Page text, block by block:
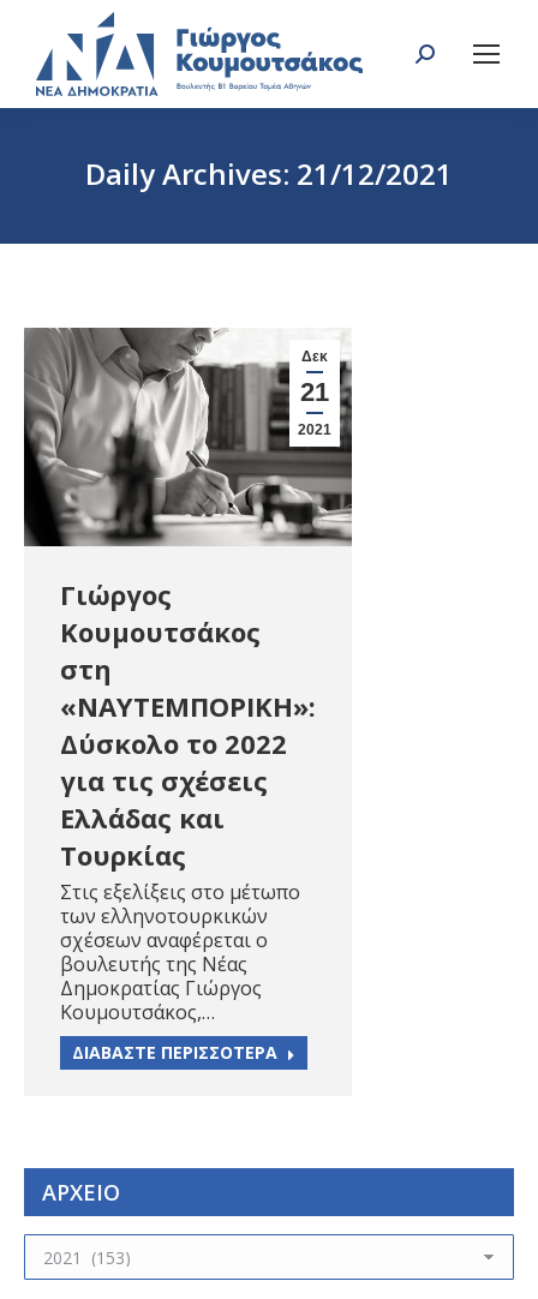
Search:
Daily Archives: 21/12/2021
Δεκ
21
2021
Γιώργος
Κουμουτσάκος
στη
«ΝΑΥΤΕΜΠΟΡΙΚΗ»:
Δύσκολο το 2022
για τις σχέσεις
Ελλάδας και
Τουρκίας
Στις εξελίξεις στο μέτωπο
των ελληνοτουρκικών
σχέσεων αναφέρεται ο
βουλευτής της Νέας
Δημοκρατίας Γιώργος
Κουμουτσάκος,…
ΔΙΑΒΑΣΤΕ ΠΕΡΙΣΣΟΤΕΡΑ
ΑΡΧΕΙΟ
ΑΡΧΕΙΟ